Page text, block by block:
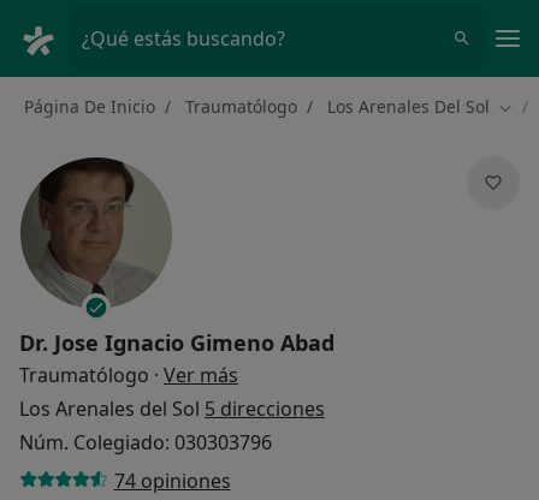
¿Qué estás buscando?
Página De Inicio Traumatólogo Los Arenales Del Sol
Dr. Jose Ignacio Gimeno Abad
Traumatólogo · Ver más
Los Arenales del Sol 5 direcciones
Núm. Colegiado: 030303796
74 opiniones